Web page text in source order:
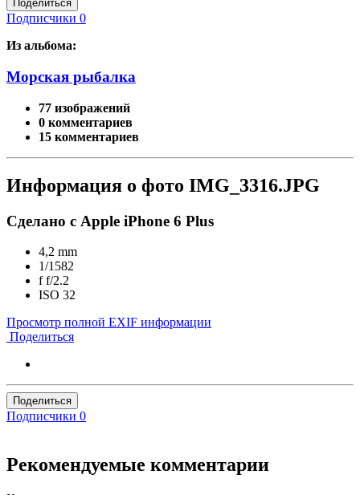
Поделиться
Подписчики 0
Из альбома:
Морская рыбалка
77 изображений
0 комментариев
15 комментариев
Информация о фото IMG_3316.JPG
Сделано с Apple iPhone 6 Plus
4,2 mm
1/1582
ff/2.2
ISO 32
Просмотр полной EXIF информации
Поделиться
Поделиться
Подписчики 0
Рекомендуемые комментарии